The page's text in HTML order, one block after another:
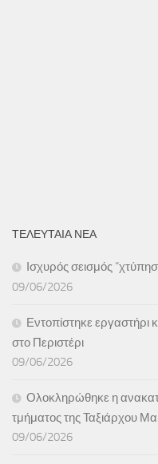
ΤΕΛΕΥΤΑΙΑ ΝΕΑ
Ισχυρός σεισμός
09/06/2026
Εντοπίστηκε εργαστήρι
στο Περιστέρι
09/06/2026
Ολοκληρώθηκε η
τμήματος της Ταξιάρχου
09/06/2026